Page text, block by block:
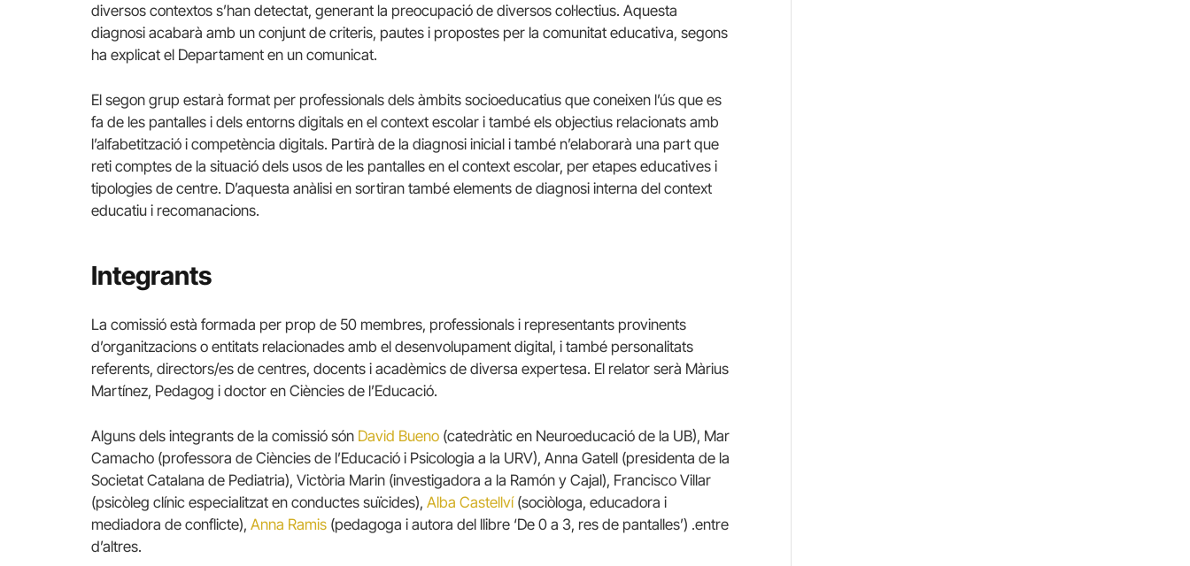
diversos contextos s’han detectat, generant la preocupació de diversos col·lectius. Aquesta
diagnosi acabarà amb un conjunt de criteris, pautes i propostes per la comunitat educativa, segons
ha explicat el Departament en un comunicat.
El segon grup estarà format per professionals dels àmbits socioeducatius que coneixen l’ús que es
fa de les pantalles i dels entorns digitals en el context escolar i també els objectius relacionats amb
l’alfabetització i competència digitals. Partirà de la diagnosi inicial i també n’elaborarà una part que
reti comptes de la situació dels usos de les pantalles en el context escolar, per etapes educatives i
tipologies de centre. D’aquesta anàlisi en sortiran també elements de diagnosi interna del context
educatiu i recomanacions.
Integrants
La comissió està formada per prop de 50 membres, professionals i representants provinents
d’organitzacions o entitats relacionades amb el desenvolupament digital, i també personalitats
referents, directors/es de centres, docents i acadèmics de diversa expertesa. El relator serà Màrius
Martínez, Pedagog i doctor en Ciències de l’Educació.
Alguns dels integrants de la comissió són David Bueno (catedràtic en Neuroeducació de la UB), Mar
Camacho (professora de Ciències de l’Educació i Psicologia a la URV), Anna Gatell (presidenta de la
Societat Catalana de Pediatria), Victòria Marin (investigadora a la Ramón y Cajal), Francisco Villar
(psicòleg clínic especialitzat en conductes suïcides), Alba Castellví (sociòloga, educadora i
mediadora de conflicte), Anna Ramis (pedagoga i autora del llibre ‘De 0 a 3, res de pantalles’) .entre
d’altres.